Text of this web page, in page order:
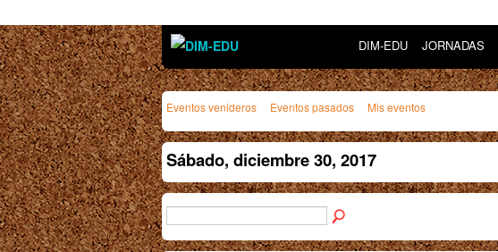
DIM-EDU JORNADAS
Eventos venideros Eventos pasados Mis eventos
Sábado, diciembre 30, 2017